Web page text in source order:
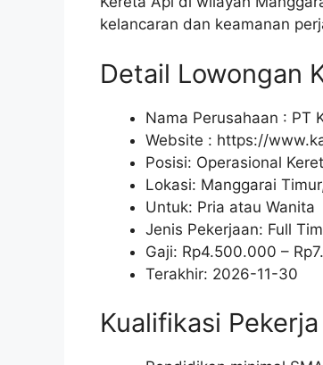
kelancaran dan keamanan
Detail Lowongan
Nama Perusahaan : PT
Website : https://
Posisi: Operasional
Lokasi: Manggarai
Untuk: Pria atau Wanita
Jenis Pekerjaan: Full
Gaji: Rp4.500.000 – Rp
Terakhir: 2026-11-30
Kualifikasi Pekerja